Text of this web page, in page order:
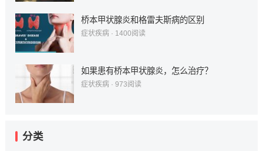
桥本甲状腺炎和格雷夫斯病的区别
症状疾病· 1400阅读
如果患有桥本甲状腺炎，怎么治疗？
症状疾病· 973阅读
分类